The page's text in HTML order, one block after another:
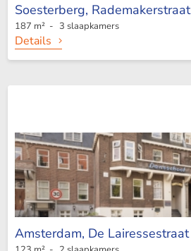
Soesterberg, Rademakerstraat
187 m² - 3 slaapkamers
Details
Amsterdam, De Lairessestraat